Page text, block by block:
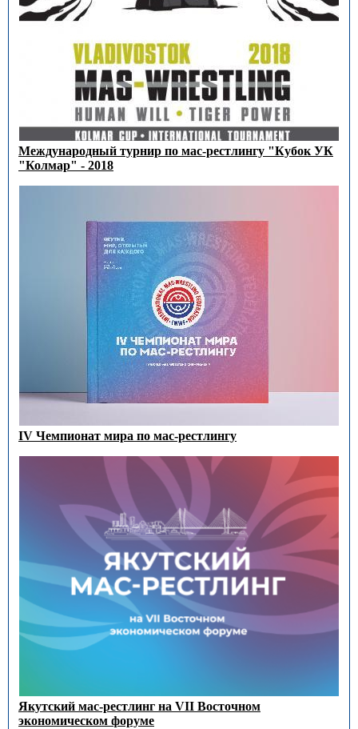
Международный турнир по мас-рестлингу "Кубок УК
"Колмар" - 2018
IV Чемпионат мира по мас-рестлингу
Якутский мас-рестлинг на VII Восточном
экономическом форуме